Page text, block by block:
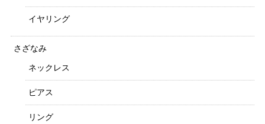
イヤリング
さざなみ
ネックレス
ピアス
リング